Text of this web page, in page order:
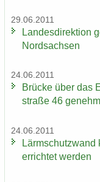
29.06.2011
Lan­des­di­rek­ti­on
Nord­sach­sen
24.06.2011
Brü­cke über das
stra­ße 46
24.06.2011
er­rich­tet wer­den